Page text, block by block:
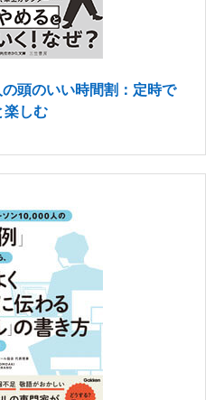
頭のいい時間割：定時で
楽しむ